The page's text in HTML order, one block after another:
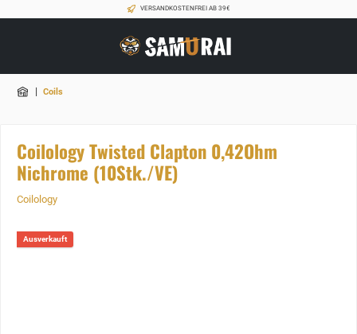
VERSANDKOSTENFREI AB 39€
| Coils
Coilology Twisted Clapton 0,42Ohm
Nichrome (10Stk./VE)
Coilology
Ausverkauft